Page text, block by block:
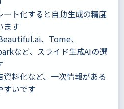
ート化すると自動生成の精度
ます
、Tome、
など、スライド生成AIの選
資料化など、一次情報がある
すいです